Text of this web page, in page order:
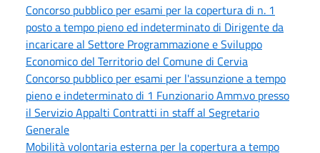
Concorso pubblico per esami per la copertura di n. 1
posto a tempo pieno ed indeterminato di Dirigente da
incaricare al Settore Programmazione e Sviluppo
Economico del Territorio del Comune di Cervia
Concorso pubblico per esami per l'assunzione a tempo
pieno e indeterminato di 1 Funzionario Amm.vo presso
il Servizio Appalti Contratti in staff al Segretario
Generale
Mobilità volontaria esterna per la copertura a tempo